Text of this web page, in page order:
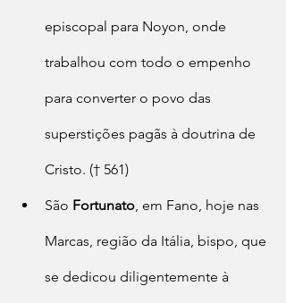
episcopal para Noyon, onde
trabalhou com todo o empenho
para converter o povo das
superstições pagãs à doutrina de
Cristo. († 561)
São Fortunato, em Fano, hoje nas
Marcas, região da Itália, bispo, que
se dedicou diligentemente à